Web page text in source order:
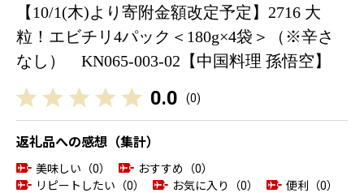
【10/1(木)より寄附金額改定予定】2716 大
粒！エビチリ4パック＜180g×4袋＞（※辛さ
なし） KN065-003-02【中国料理 孫悟空】
0.0 (0)
返礼品への感想（集計）
美味しい（0）
おすすめ（0）
リピートしたい（0）
お気に入り（0）
便利（0）